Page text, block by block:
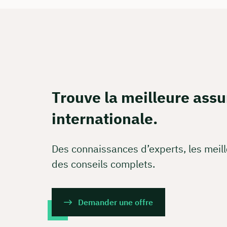
Trouve la meilleure
internationale.
Des connaissances d’experts, les
des conseils complets.
Demander une offre